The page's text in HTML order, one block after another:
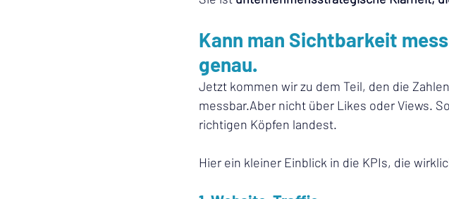
Kann man Sichtbarkeit
genau.
Jetzt kommen wir zu dem Teil, den die
messbar.Aber nicht über Likes oder Views.
richtigen Köpfen landest.
Hier ein kleiner Einblick in die KPIs, die